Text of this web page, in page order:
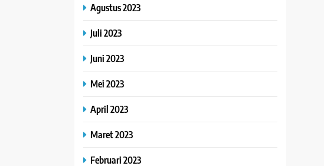
Agustus 2023
Juli 2023
Juni 2023
Mei 2023
April 2023
Maret 2023
Februari 2023